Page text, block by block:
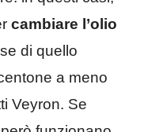
cambiare l’olio
di quello
a meno
Veyron. Se